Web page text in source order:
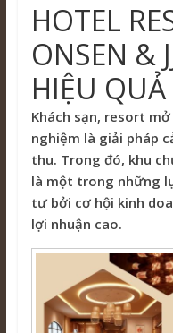
HOTEL
ONSEN &
HIỆU QUẢ
Khách sạn, resort
nghiệm là giải pháp
thu. Trong đó, khu
là một trong những
tư bởi cơ hội kinh
lợi nhuận cao.